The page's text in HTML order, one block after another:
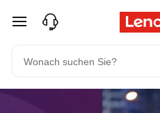
zum Hauptinhalt springen